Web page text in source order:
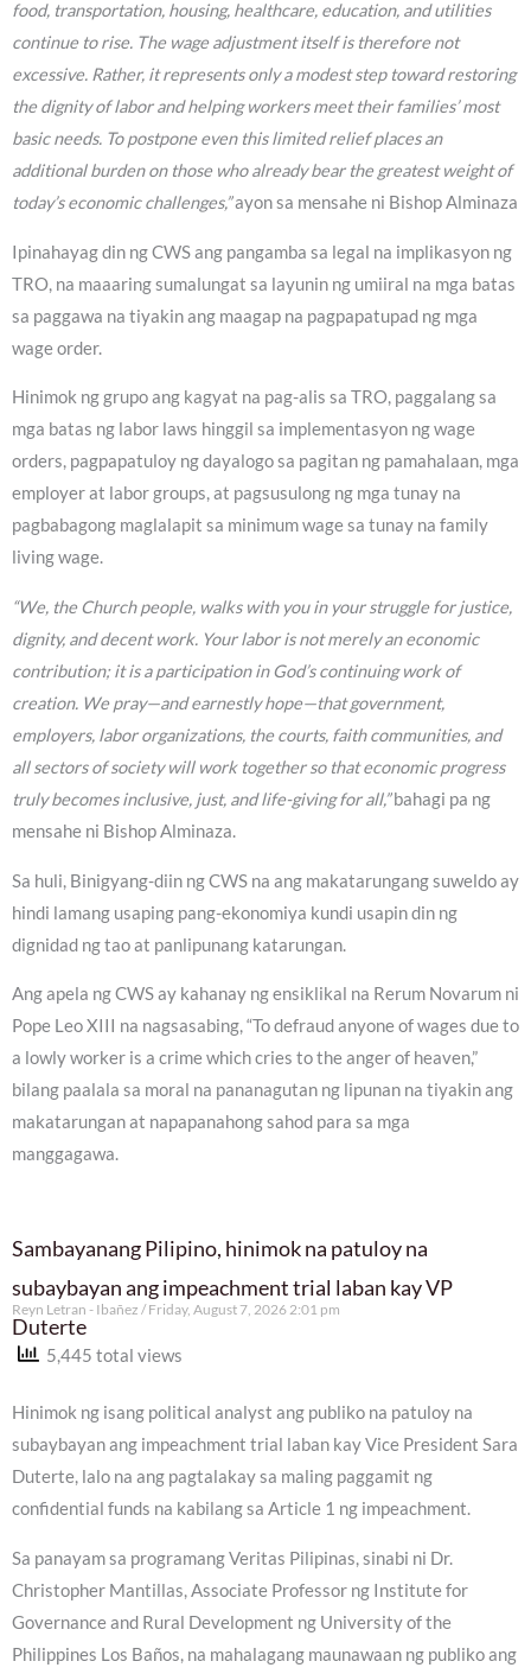
food, transportation, housing, healthcare, education, and utilities
continue to rise. The wage adjustment itself is therefore not
excessive. Rather, it represents only a modest step toward restoring
the dignity of labor and helping workers meet their families’ most
basic needs. To postpone even this limited relief places an
additional burden on those who already bear the greatest weight of
today’s economic challenges,”ayon sa mensahe ni Bishop Alminaza
Ipinahayag din ng CWS ang pangamba sa legal na implikasyon ng
TRO, na maaaring sumalungat sa layunin ng umiiral na mga batas
sa paggawa na tiyakin ang maagap na pagpapatupad ng mga
wage order.
Hinimok ng grupo ang kagyat na pag-alis sa TRO, paggalang sa
mga batas ng labor laws hinggil sa implementasyon ng wage
orders, pagpapatuloy ng dayalogo sa pagitan ng pamahalaan, mga
employer at labor groups, at pagsusulong ng mga tunay na
pagbabagong maglalapit sa minimum wage sa tunay na family
living wage.
“We, the Church people, walks with you in your struggle for justice,
dignity, and decent work. Your labor is not merely an economic
contribution; it is a participation in God’s continuing work of
creation. We pray—and earnestly hope—that government,
employers, labor organizations, the courts, faith communities, and
all sectors of society will work together so that economic progress
truly becomes inclusive, just, and life-giving for all,”bahagi pa ng
mensahe ni Bishop Alminaza.
Sa huli, Binigyang-diin ng CWS na ang makatarungang suweldo ay
hindi lamang usaping pang-ekonomiya kundi usapin din ng
dignidad ng tao at panlipunang katarungan.
Ang apela ng CWS ay kahanay ng ensiklikal na Rerum Novarum ni
Pope Leo XIII na nagsasabing, “To defraud anyone of wages due to
a lowly worker is a crime which cries to the anger of heaven,”
bilang paalala sa moral na pananagutan ng lipunan na tiyakin ang
makatarungan at napapanahong sahod para sa mga
manggagawa.
Sambayanang Pilipino, hinimok na patuloy na
subaybayan ang impeachment trial laban kay VP
Duterte
Reyn Letran - Ibañez Friday, August 7, 2026 2:01 pm
5,445 total views
Hinimok ng isang political analyst ang publiko na patuloy na
subaybayan ang impeachment trial laban kay Vice President Sara
Duterte, lalo na ang pagtalakay sa maling paggamit ng
confidential funds na kabilang sa Article 1 ng impeachment.
Sa panayam sa programang Veritas Pilipinas, sinabi ni Dr.
Christopher Mantillas, Associate Professor ng Institute for
Governance and Rural Development ng University of the
Philippines Los Baños, na mahalagang maunawaan ng publiko ang